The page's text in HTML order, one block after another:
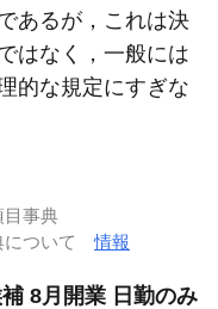
あるが，これは決
はなく，一般には
的な規定にすぎな
目事典
について情報
8月開業 日勤のみ